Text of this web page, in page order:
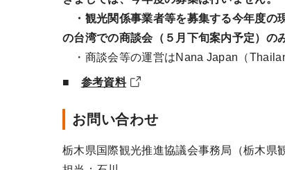
・観光関係事業者等を募集する今年度
の台湾での商談会（５月下旬案内予定）の
・商談会等の運営はNana Japan（
■ 参考資料
お問い合わせ
栃木県国際観光推進協議会事務局（栃木県